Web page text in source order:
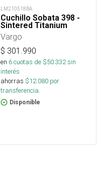
LM210518BA
Cuchillo Sobata 398 -
Sintered Titanium
Vargo
$ 301.990
en 6cuotas de $50.332sin
interés
ahorras $12.080 por
transferencia.
Disponible